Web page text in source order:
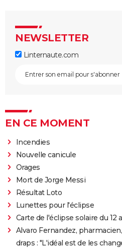
NEWSLETTER
Linternaute.com
EN CE MOMENT
Incendies
Nouvelle canicule
Orages
Mort de Jorge Messi
Résultat Loto
Lunettes pour l'éclipse
Carte de l'éclipse solaire du 12
Alvaro Fernandez,
draps : "L'idéal est de les